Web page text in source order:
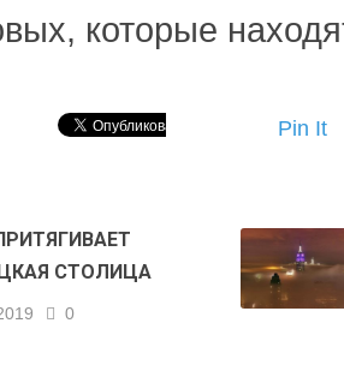
которые
Pin It
СТОЛИЦА
0